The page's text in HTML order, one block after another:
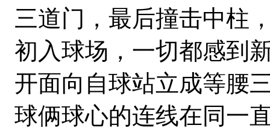
三道门，最后撞击中柱
初入球场，一切都感到
开面向自球站立成等腰
球俩球心的连线在同一